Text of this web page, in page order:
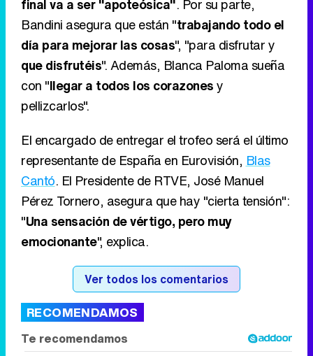
final va a ser "apoteósica". Por su parte,
Bandini asegura que están "trabajando todo el
día para mejorar las cosas", "para disfrutar y
que disfrutéis". Además, Blanca Paloma sueña
con "llegar a todos los corazonesy
pellizcarlos".
El encargado de entregar el trofeo será el último
representante de España en Eurovisión, Blas
Cantó. El Presidente de RTVE, José Manuel
Pérez Tornero, asegura que hay "cierta tensión":
"Una sensación de vértigo, pero muy
emocionante", explica.
Ver todos los comentarios
RECOMENDAMOS